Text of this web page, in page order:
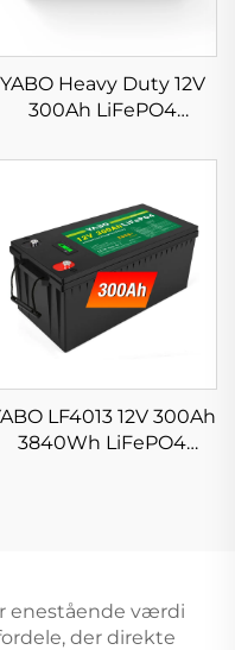
YABO Heavy Duty 12V
300Ah LiFePO4
Lithium-
udendørs arbejde og
mobil kontorbrug
LF4013 12V 300Ah
3840Wh LiFePO4
Hjemmets
Energilagring
enestående værdi
der direkte